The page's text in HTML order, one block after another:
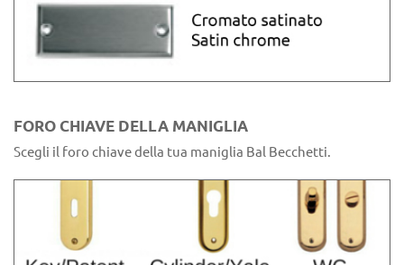
FORO CHIAVE DELLA MANIGLIA
Scegli il foro chiave della tua maniglia Bal Becchetti.